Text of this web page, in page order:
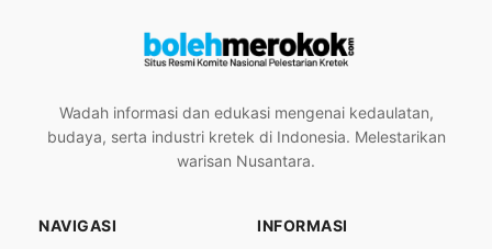
Wadah informasi dan edukasi mengenai kedaulatan,
budaya, serta industri kretek di Indonesia. Melestarikan
warisan Nusantara.
NAVIGASI INFORMASI